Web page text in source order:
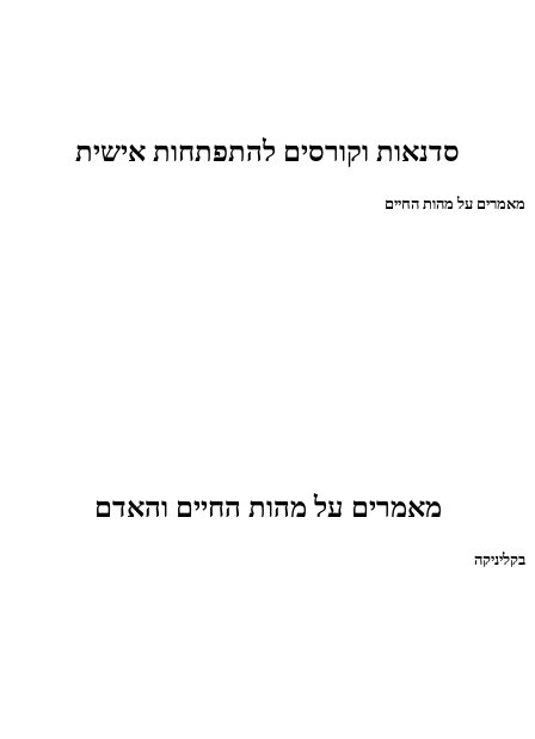
סדנאות וקורסים להתפתחות אישית
מאמרים על מהות החיים
מאמרים על מהות החיים והאדם
בקליניקה